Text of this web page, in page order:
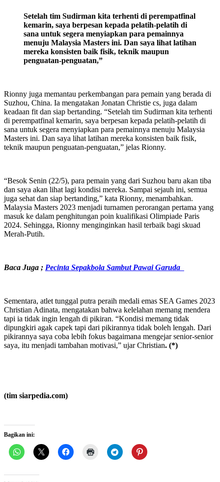
Setelah tim Sudirman kita terhenti di perempatfinal
kemarin, saya berpesan kepada pelatih-pelatih di
sana untuk segera menyiapkan para pemainnya
menuju Malaysia Masters ini. Dan saya lihat latihan
mereka konsisten baik fisik, teknik maupun
penguatan-penguatan,”
Rionny juga memantau perkembangan para pemain yang berada di
Suzhou, China. Ia mengatakan Jonatan Christie cs, juga dalam
keadaan fit dan siap bertanding. “Setelah tim Sudirman kita terhenti
di perempatfinal kemarin, saya berpesan kepada pelatih-pelatih di
sana untuk segera menyiapkan para pemainnya menuju Malaysia
Masters ini. Dan saya lihat latihan mereka konsisten baik fisik,
teknik maupun penguatan-penguatan,” jelas Rionny.
“Besok Senin (22/5), para pemain yang dari Suzhou baru akan tiba
dan saya akan lihat lagi kondisi mereka. Sampai sejauh ini, semua
juga sehat dan siap bertanding,” kata Rionny, menambahkan.
Malaysia Masters 2023 menjadi turnamen perorangan pertama yang
masuk ke dalam penghitungan poin kualifikasi Olimpiade Paris
2024. Sehingga, Rionny menginginkan hasil terbaik bagi skuad
Merah-Putih.
Baca Juga ; Pecinta Sepakbola Sambut Pawai Garuda
Sementara, atlet tunggal putra peraih medali emas SEA Games 2023
Christian Adinata, mengatakan bahwa kelelahan memang mendera
tapi ia tidak ingin lengah di pikiran. “Kondisi memang tidak
dipungkiri agak capek tapi dari pikirannya tidak boleh lengah. Dari
pikirannya saya coba lebih fokus bagaimana mengejar senior-senior
saya, itu menjadi tambahan motivasi,” ujar Christian. (*)
(tim siarpedia.com)
Bagikan ini: